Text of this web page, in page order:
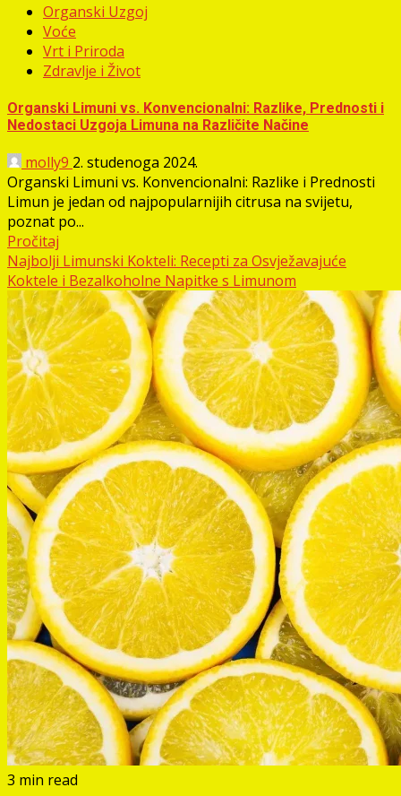
Organski Uzgoj
Voće
Vrt i Priroda
Zdravlje i Život
Organski Limuni vs. Konvencionalni: Razlike, Prednosti i
Nedostaci Uzgoja Limuna na Različite Načine
molly9 2. studenoga 2024.
Organski Limuni vs. Konvencionalni: Razlike i Prednosti
Limun je jedan od najpopularnijih citrusa na svijetu,
poznat po...
Pročitaj
Najbolji Limunski Kokteli: Recepti za Osvježavajuće
Koktele i Bezalkoholne Napitke s Limunom
3 min read